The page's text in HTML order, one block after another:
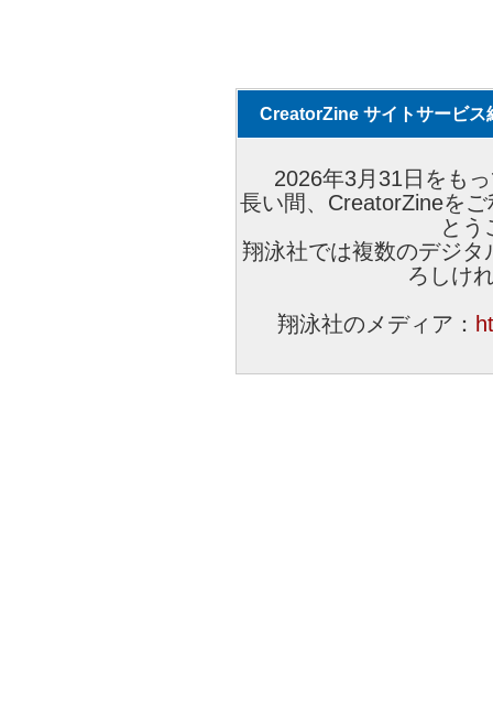
CreatorZine サイトサービス
2026年3月31日をも
長い間、CreatorZineを
とう
翔泳社では複数のデジ
ろしけ
翔泳社のメディア：